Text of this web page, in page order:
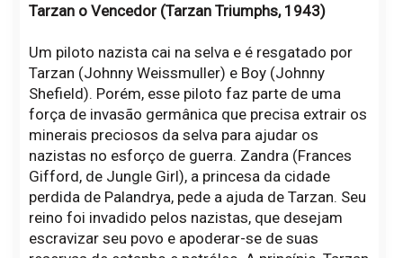
Tarzan o Vencedor (Tarzan Triumphs, 1943)
Um piloto nazista cai na selva e é resgatado por
Tarzan (Johnny Weissmuller) e Boy (Johnny
Shefield). Porém, esse piloto faz parte de uma
força de invasão germânica que precisa extrair os
minerais preciosos da selva para ajudar os
nazistas no esforço de guerra. Zandra (Frances
Gifford, de Jungle Girl), a princesa da cidade
perdida de Palandrya, pede a ajuda de Tarzan. Seu
reino foi invadido pelos nazistas, que desejam
escravizar seu povo e apoderar-se de suas